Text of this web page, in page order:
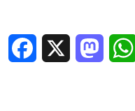
Facebook